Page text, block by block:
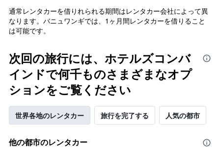
通常レンタカーを借りれられる期間はレンタカー会社によって異
なります。バニュワンギでは、1ヶ月間レンタカーを借りること
は可能です。
次回の旅行には、ホテルズコンバ
インドで何千ものさまざまなオプ
ションをご覧ください
世界各地のレンタカー 旅行を完了する 人気の都市
他の都市のレンタカー